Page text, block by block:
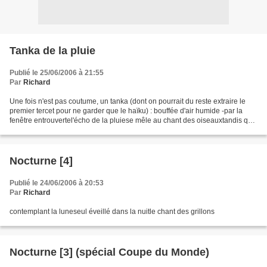
Tanka de la pluie
Publié le 25/06/2006 à 21:55
Par Richard
Une fois n'est pas coutume, un tanka (dont on pourrait du reste extraire le
premier tercet pour ne garder que le haïku) : bouffée d'air humide -par la
fenêtre entrouvertel'écho de la pluiese mêle au chant des oiseauxtandis que
Nocturne [4]
Publié le 24/06/2006 à 20:53
Par Richard
contemplant la luneseul éveillé dans la nuitle chant des grillons
Nocturne [3] (spécial Coupe du Monde)